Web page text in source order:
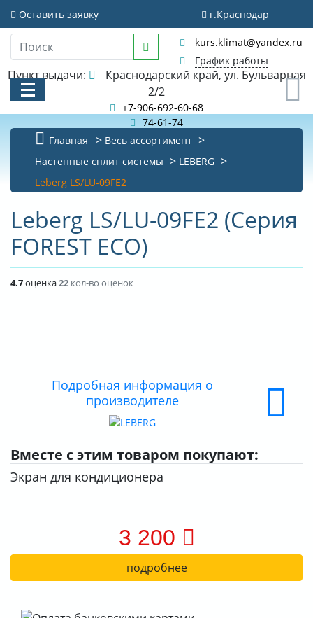
Оставить заявку г.Краснодар
kurs.klimat@yandex.ru
График работы
Пункт выдачи:
2/2
+7-906-692-60-68
74-61-74
КАТАЛОГ
АКЦИИ И РАСПРОДАЖИ
БИБЛИОТЕКА
НОВОСТИ
Главная
Весь ассортимент
Настенные сплит системы
LEBERG
Leberg LS/LU-09FE2
Leberg LS/LU-09FE2 (Серия
FOREST ECO)
4.7оценка22 кол-во оценок
Подробная информация о
производителе
Вместе с этим товаром покупают:
Экран для кондиционера
3 200
подробнее